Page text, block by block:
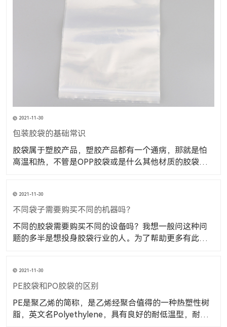
2021-11-30
包装胶袋的基础常识
胶袋属于塑胶产品，塑胶产品都有一个通病，那就是怕
高温和热，不管是OPP胶袋或是什么其他材质的胶袋都
的种类，样式都很多，我们在选择和使用时都要注意，
我们要使用的是什么样式的胶袋，样式平口、自粘、
2021-11-30
不同袋子需要购买不同的机器吗？
不同的胶袋需要购买不同的设备吗？我想一般问这种问
题的多半是想投身胶袋行业的人。为了帮助更多有此疑
不同的胶袋对于设备的要求不一样，就拿首要步骤的吹
膜机来说吧。首先大家要先了解到塑料袋的材料有多样
2021-11-30
PE胶袋和PO胶袋的区别
PE是聚乙烯的简称，是乙烯经聚合值得的一种热塑性树
脂，英文名Polyethylene，具有良好的耐低温型，耐腐